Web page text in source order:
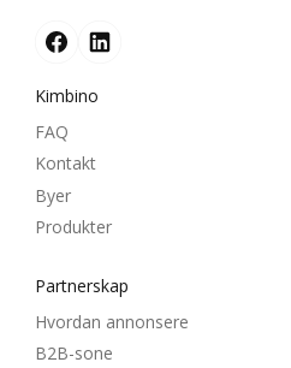
Kimbino
FAQ
Kontakt
Byer
Produkter
Partnerskap
Hvordan annonsere
B2B-sone